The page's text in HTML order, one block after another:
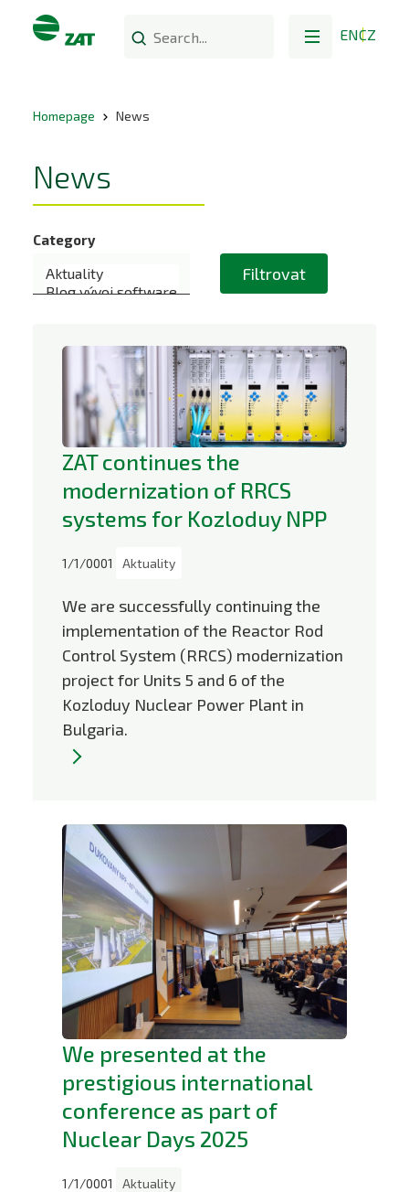
ENCZ
Homepage News
News
Category
Filtrovat
ZAT continues the
modernization of RRCS
systems for Kozloduy NPP
1/1/0001 Aktuality
We are successfully continuing the
implementation of the Reactor Rod
Control System (RRCS) modernization
project for Units 5 and 6 of the
Kozloduy Nuclear Power Plant in
Bulgaria.
We presented at the
prestigious international
conference as part of
Nuclear Days 2025
1/1/0001 Aktuality